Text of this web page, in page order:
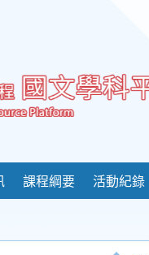
課程綱要 活動紀錄